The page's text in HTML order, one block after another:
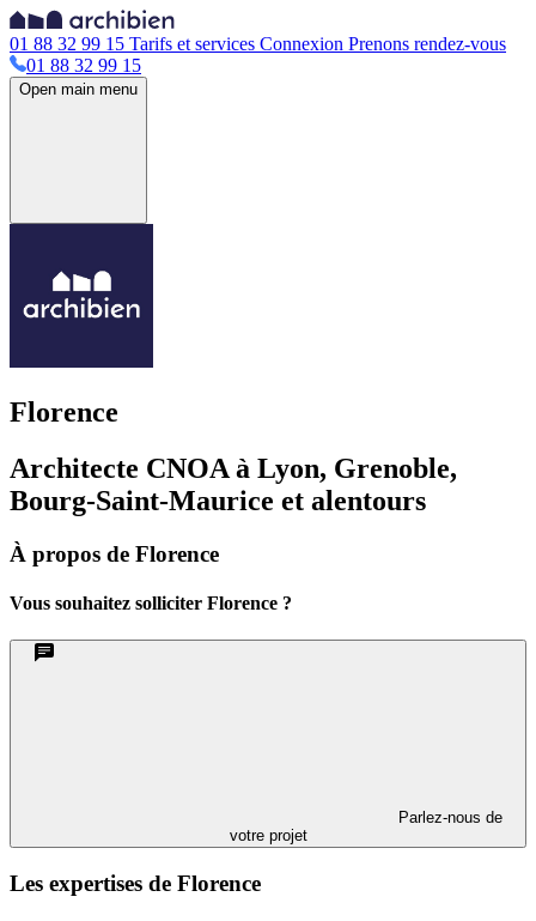
01 88 32 99 15 Tarifs et services Connexion Prenons rendez-vous
01 88 32 99 15
Open main menu
Florence
Architecte CNOA à Lyon, Grenoble,
Bourg-Saint-Maurice et alentours
À propos de Florence
Vous souhaitez solliciter Florence ?
Parlez-nous de
votre projet
Les expertises de Florence